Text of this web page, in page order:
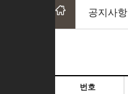
공지사항
번호